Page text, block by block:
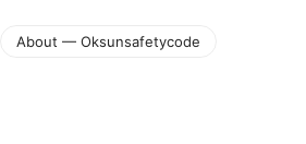
About — Oksunsafetycode